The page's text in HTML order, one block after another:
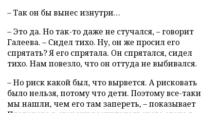
– Так он бы вынес изнутри…
– Это да. Но так-то даже не стучался, – говорит
Галеева. – Сидел тихо. Ну, он же просил его
спрятать? Я его спрятала. Он спрятался, сидел
тихо. Нам повезло, что он оттуда не выбивался.
– Но риск какой был, что вырвется. А рисковать
было нельзя, потому что дети. Поэтому все-таки
мы нашли, чем его там запереть, – показывает